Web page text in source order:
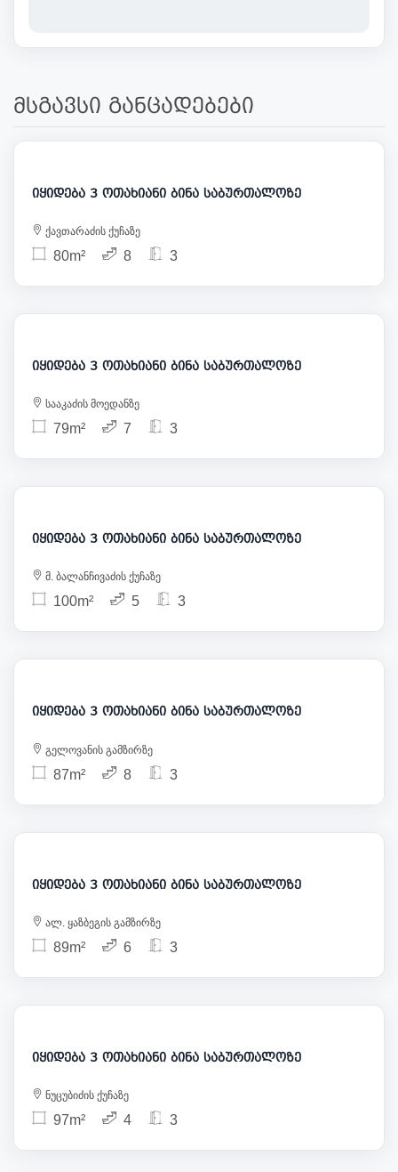
მსგავსი განცადებები
186 000
იყიდება 3 ოთახიანი ბინა საბურთალოზე
ქავთარაძის ქუჩაზე
80m² 8 3
230 000
იყიდება 3 ოთახიანი ბინა საბურთალოზე
სააკაძის მოედანზე
79m² 7 3
220 000
იყიდება 3 ოთახიანი ბინა საბურთალოზე
მ. ბალანჩივაძის ქუჩაზე
100m² 5 3
205 000
იყიდება 3 ოთახიანი ბინა საბურთალოზე
გელოვანის გამზირზე
87m² 8 3
210 000
იყიდება 3 ოთახიანი ბინა საბურთალოზე
ალ. ყაზბეგის გამზირზე
89m² 6 3
215 000
იყიდება 3 ოთახიანი ბინა საბურთალოზე
ნუცუბიძის ქუჩაზე
97m² 4 3